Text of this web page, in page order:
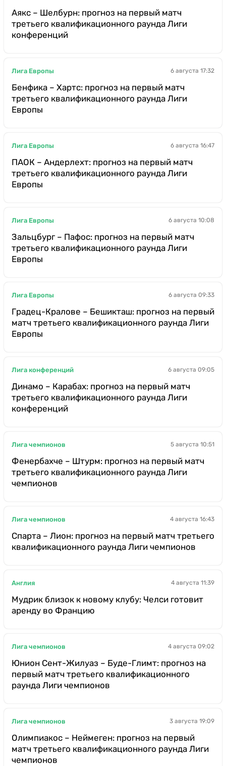
Аякс – Шелбурн: прогноз на первый матч
третьего квалификационного раунда Лиги
конференций
Лига Европы 6 августа 17:32
Бенфика – Хартс: прогноз на первый матч
третьего квалификационного раунда Лиги
Европы
Лига Европы 6 августа 16:47
ПАОК – Андерлехт: прогноз на первый матч
третьего квалификационного раунда Лиги
Европы
Лига Европы 6 августа 10:08
Зальцбург – Пафос: прогноз на первый матч
третьего квалификационного раунда Лиги
Европы
Лига Европы 6 августа 09:33
Градец-Кралове – Бешикташ: прогноз на первый
матч третьего квалификационного раунда Лиги
Европы
Лига конференций 6 августа 09:05
Динамо – Карабах: прогноз на первый матч
третьего квалификационного раунда Лиги
конференций
Лига чемпионов 5 августа 10:51
Фенербахче – Штурм: прогноз на первый матч
третьего квалификационного раунда Лиги
чемпионов
Лига чемпионов 4 августа 16:43
Спарта – Лион: прогноз на первый матч третьего
квалификационного раунда Лиги чемпионов
Англия 4 августа 11:39
Мудрик близок к новому клубу: Челси готовит
аренду во Францию
Лига чемпионов 4 августа 09:02
Юнион Сент-Жилуаз – Буде-Глимт: прогноз на
первый матч третьего квалификационного
раунда Лиги чемпионов
Лига чемпионов 3 августа 19:09
Олимпиакос – Неймеген: прогноз на первый
матч третьего квалификационного раунда Лиги
чемпионов